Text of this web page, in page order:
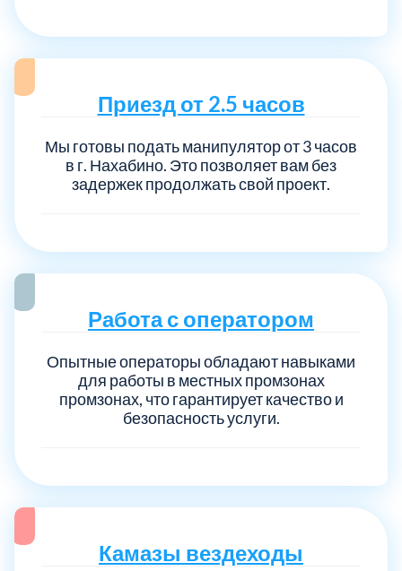
Приезд от 2.5 часов
Мы готовы подать манипулятор от 3 часов
в г. Нахабино. Это позволяет вам без
задержек продолжать свой проект.
Работа с оператором
Опытные операторы обладают навыками
для работы в местных промзонах
промзонах, что гарантирует качество и
безопасность услуги.
Камазы вездеходы